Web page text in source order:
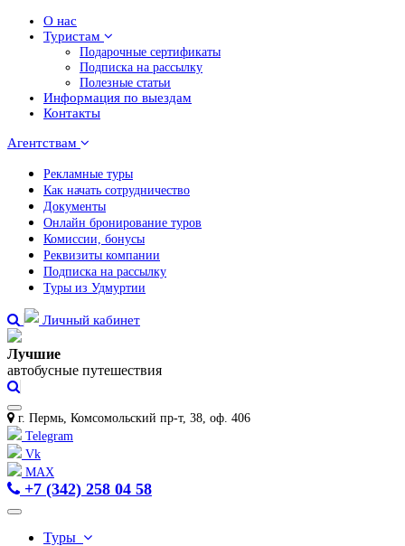
О нас
Туристам
Подарочные сертификаты
Подписка на рассылку
Полезные статьи
Информация по выездам
Контакты
Агентствам
Рекламные туры
Как начать сотрудничество
Документы
Онлайн бронирование туров
Комиссии, бонусы
Реквизиты компании
Подписка на рассылку
Туры из Удмуртии
Личный кабинет
Лучшие
автобусные путешествия
г. Пермь, Комсомольский пр-т, 38, оф. 406
Telegram
Vk
MAX
+7 (342) 258 04 58
Туры